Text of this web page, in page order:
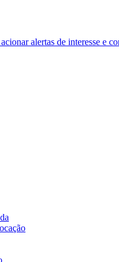
alertas de interesse e